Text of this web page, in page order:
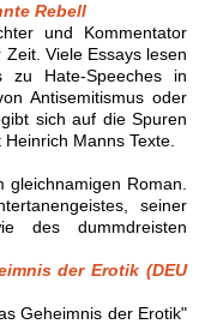
Rebell
und Kommentator
Viele Essays lesen
Hate-Speeches in
Antisemitismus oder
sich auf die Spuren
Manns Texte.
Roman.
seiner
des dummdreisten
der Erotik (DEU
Geheimnis der Erotik"